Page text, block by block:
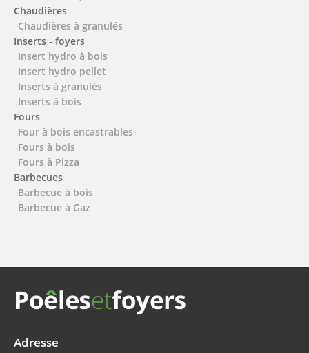
Chaudières
Chaudières à granulés
Inserts - foyers
Insert hydro à bois
Insert hydro pellet
Inserts à granulés
Inserts à bois
Fours
Four à bois encastrables
Fours à bois
Fours à Pizza
Barbecues
Barbecue à bois
Barbecue à Gaz
Adresse